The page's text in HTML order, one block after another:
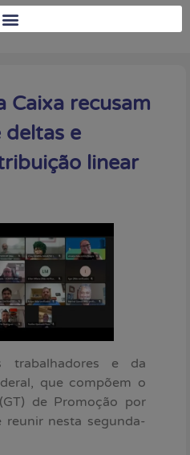
Caixa recusam
e
linear
trabalhadores e da
que compõem o
de Promoção por
nesta segunda-